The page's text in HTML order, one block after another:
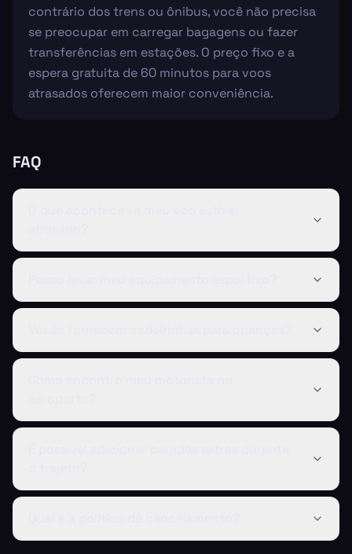
contrário dos trens ou ônibus, você não precisa
se preocupar em carregar bagagens ou fazer
transferências em estações. O preço fixo e a
espera gratuita de 60 minutos para voos
atrasados oferecem maior conveniência.
FAQ